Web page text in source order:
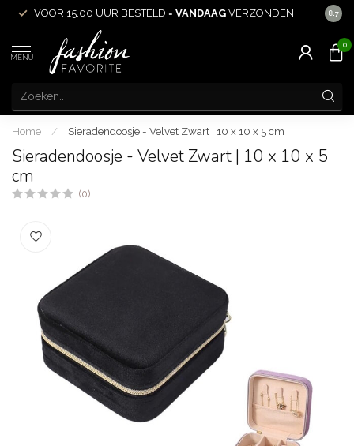
VOOR 15.00 UUR BESTELD = VANDAAG VERZONDEN 8.7
MENU
0
Home / Sieradendoosje - Velvet Zwart | 10 x 10 x 5 cm
Sieradendoosje - Velvet Zwart | 10 x 10 x 5
cm
(0)